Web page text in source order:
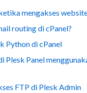
mengakses
routing di cPanel?
Python di cPanel
Plesk Panel
FTP di Plesk Admin